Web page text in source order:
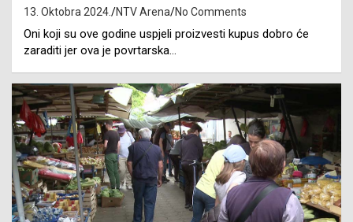
13. Oktobra 2024. NTV Arena No Comments
Oni koji su ove godine uspjeli proizvesti kupus dobro će
zaraditi jer ova je povrtarska…